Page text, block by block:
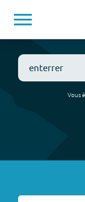
Vous